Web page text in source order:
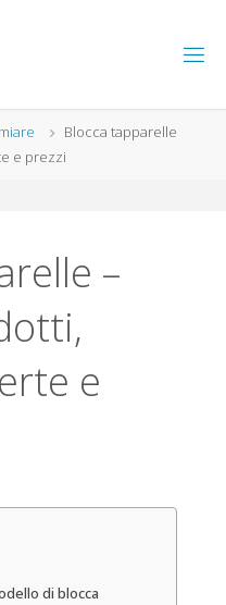
Blocca tapparelle
e prezzi
–
e
di blocca